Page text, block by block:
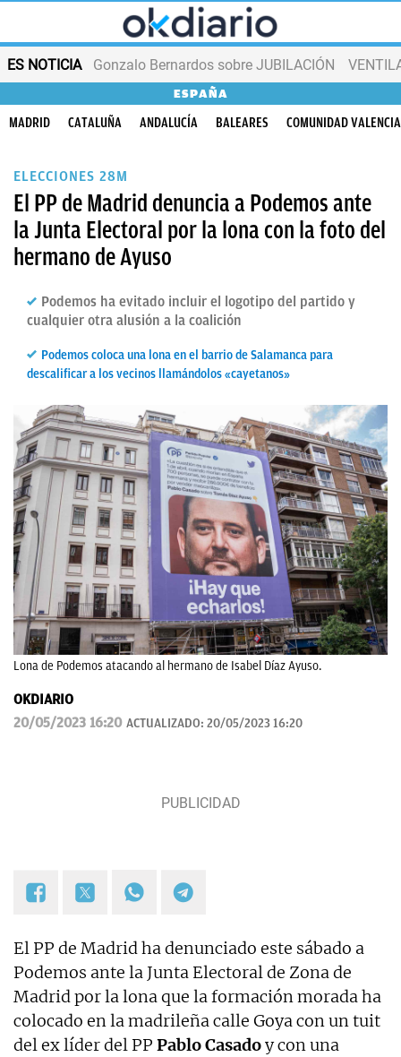
ES NOTICIA Gonzalo Bernardos sobre JUBILACIÓN
ESPAÑA
MADRID CATALUÑA ANDALUCÍA BALEARES COMUNIDAD
ELECCIONES 28M
El PP de Madrid denuncia a Podemos ante
la Junta Electoral por la lona con la foto del
hermano de Ayuso
Podemos ha evitado incluir el logotipo del partido y
cualquier otra alusión a la coalición
Podemos coloca una lona en el barrio de Salamanca para
descalificar a los vecinos llamándolos «cayetanos»
Lona de Podemos atacando al hermano de Isabel Díaz Ayuso.
OKDIARIO
20/05/2023 16:20 ACTUALIZADO: 20/05/2023 16:20
El PP de Madrid ha denunciado este sábado a
Podemos ante la Junta Electoral de Zona de
Madrid por la lona que la formación morada ha
colocado en la madrileña calle Goya con un tuit
del ex líder del PP Pablo Casadoy con una